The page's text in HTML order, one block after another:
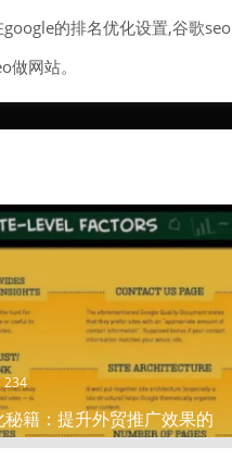
的排名优化设置,谷歌seo
做网站。
234
籍：提升外贸推广效果的